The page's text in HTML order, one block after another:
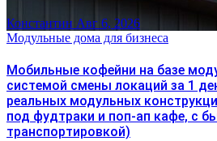
Константин Авг 6, 2026
Модульные дома для бизнеса
Мобильные кофейни на базе
системой смены локаций за 1
реальных модульных
под фудтраки и поп-ап кафе, с
транспортировкой)